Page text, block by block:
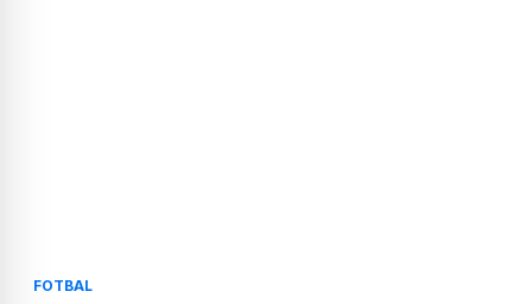
FOTBAL